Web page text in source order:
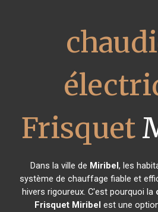
Frisquet
Dans la ville de Miribel, les
système de chauffage fiable et
hivers rigoureux. C'est pourquoi la
Frisquet Miribel est une